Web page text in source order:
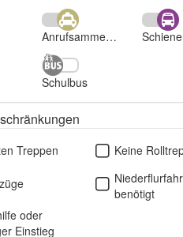
Anrufsammeltaxi
Schulbus
Treppen Keine
benötigt
oder
Einstieg